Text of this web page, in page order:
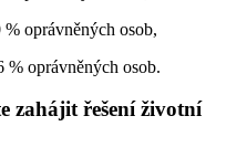
oprávněných osob,
% oprávněných osob.
zahájit řešení životní